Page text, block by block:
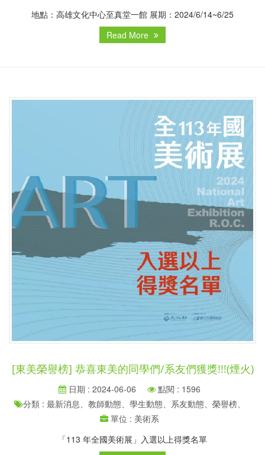
地點：高雄文化中心至真堂一館 展期：2024/6/14~6/25
Read More
[東美榮譽榜] 恭喜東美的同學們/系友們獲獎!!!(煙火)
日期 : 2024-06-06
點閱 : 1596
分類 : 最新消息、教師動態、學生動態、系友動態、榮譽榜、
單位 : 美術系
「113 年全國美術展」入選以上得獎名單